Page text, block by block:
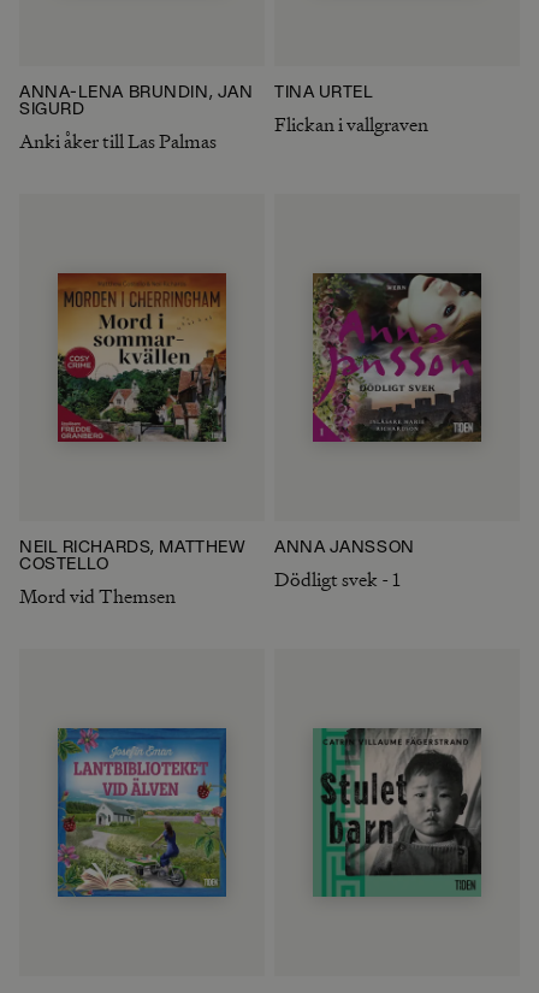
ANNA-LENA BRUNDIN, JAN
SIGURD
Anki åker till Las Palmas
TINA URTEL
Flickan i vallgraven
NEIL RICHARDS, MATTHEW
COSTELLO
Mord vid Themsen
ANNA JANSSON
Dödligt svek - 1